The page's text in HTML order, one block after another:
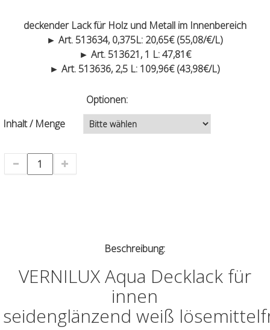
deckender Lack für Holz und Metall im Innenbereich
► Art. 513634, 0,375L: 20,65€ (55,08/€/L)
► Art. 513621, 1 L: 47,81€
► Art. 513636, 2,5 L: 109,96€ (43,98€/L)
Optionen:
Inhalt / Menge
Beschreibung:
VERNILUX Aqua Decklack für
innen
seidenglänzend weiß